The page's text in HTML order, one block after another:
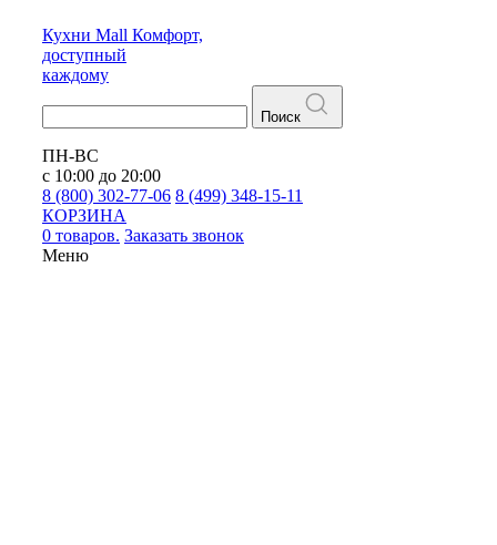
Кухни Mall Комфорт,
доступный
каждому
Поиск
ПН-ВС
с 10:00 до 20:00
8 (800) 302-77-06 8 (499) 348-15-11
КОРЗИНА
0 товаров. Заказать звонок
Меню